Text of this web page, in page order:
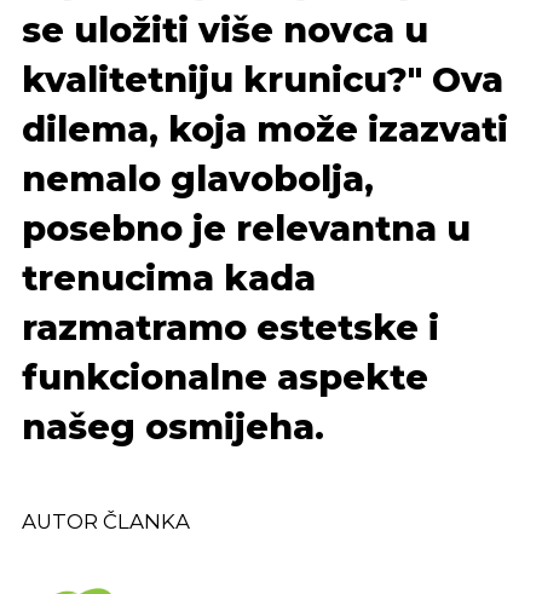
se uložiti više novca u
kvalitetniju krunicu?" Ova
dilema, koja može izazvati
nemalo glavobolja,
posebno je relevantna u
trenucima kada
razmatramo estetske i
funkcionalne aspekte
našeg osmijeha.
AUTOR ČLANKA